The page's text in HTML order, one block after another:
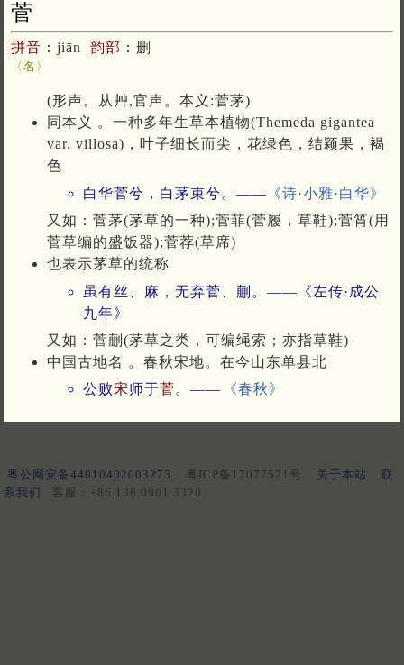
菅
拼音： jiān 韵部： 删
〈名〉
(形声。从艸,官声。本义:菅茅)
同本义 。一种多年生草本植物(Themeda gigantea
var. villosa)，叶子细长而尖，花绿色，结颖果，褐
色
白华菅兮，白茅束兮。—— 《诗·小雅·白华》
又如：菅茅(茅草的一种);菅菲(菅履，草鞋);菅筲(用
菅草编的盛饭器);菅荐(草席)
也表示茅草的统称
虽有丝、麻，无弃菅、蒯。——《左传·成公
九年》
又如：菅蒯(茅草之类，可编绳索；亦指草鞋)
中国古地名 。春秋宋地。在今山东单县北
公败宋师于菅。—— 《春秋》
粤公网安备44010402003275 粤ICP备17077571号 关于本站
联
系我们
客服：+86 136 0901 3320